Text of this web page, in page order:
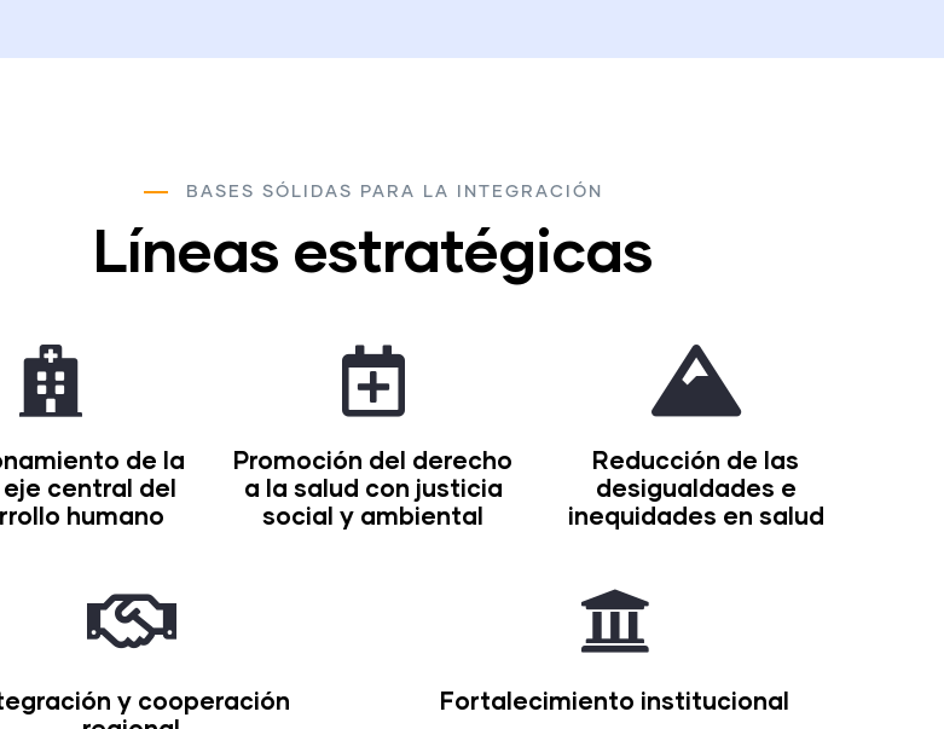
BASES SÓLIDAS PARA LA INTEGRACIÓN
Líneas estratégicas
de la
central del
humano
Promoción del derecho
a la salud con justicia
social y ambiental
Reducción de las
desigualdades e
inequidades en salud
y cooperación
Fortalecimiento institucional